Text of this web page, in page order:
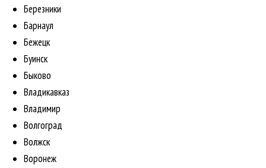
Березники
Барнаул
Бежецк
Буинск
Быково
Владикавказ
Владимир
Волгоград
Волжск
Воронеж